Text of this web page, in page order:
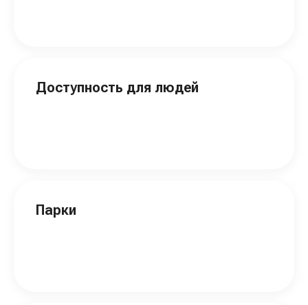
Доступность для людей
Парки